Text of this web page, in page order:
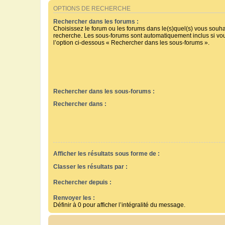
OPTIONS DE RECHERCHE
Rechercher dans les forums :
Choisissez le forum ou les forums dans le(s)quel(s) vous
recherche. Les sous-forums sont automatiquement inclus si
l’option ci-dessous « Rechercher dans les sous-forums ».
Rechercher dans les sous-forums :
Rechercher dans :
Afficher les résultats sous forme de :
Classer les résultats par :
Rechercher depuis :
Renvoyer les :
Définir à 0 pour afficher l’intégralité du message.